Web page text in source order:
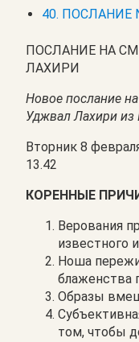
40. ПОСЛАНИЕ
ПОСЛАНИЕ НА
ЛАХИРИ
Новое послание
Уджвал Лахири
Вторник 8
13.42
КОРЕННЫЕ
Верования
известного
Ноша
блаженства
Образы
том, чтобы